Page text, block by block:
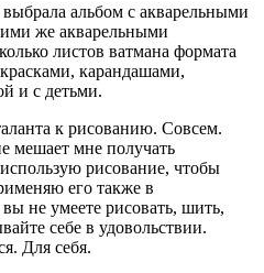
альбом с акварельными
же акварельными
листов ватмана формата
карандашами,
и с детьми.
к рисованию. Совсем.
мешает мне получать
рисование, чтобы
его также в
не умеете рисовать, шить,
себе в удовольствии.
Для себя.